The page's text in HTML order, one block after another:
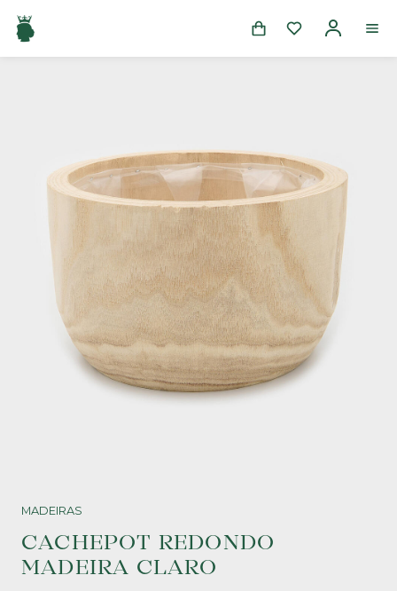
MADEIRAS
CACHEPOT REDONDO
MADEIRA CLARO